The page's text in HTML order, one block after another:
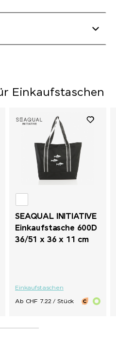
Einkaufstaschen
SEAQUAL INITIATIVE
Einkaufstasche 600D
36/51 x 36 x 11 cm
Einkaufstaschen
Ab CHF 7.22 / Stück